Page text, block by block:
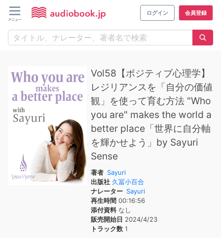
ログイン 会員登録
Vol58【ポジティブ心理学】
レジリアンスを「自分の価値
観」を使って育む方法 "Who
you are" makes the world a
better place「世界に自分軸
を輝かせよう」by Sayuri
Sense
著者 Sayuri
出版社 久冨小百合
ナレーター Sayuri
再生時間 00:16:56
添付資料なし
販売開始日 2024/4/23
トラック数 1